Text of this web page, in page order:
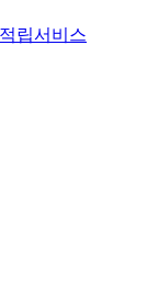
립서비스